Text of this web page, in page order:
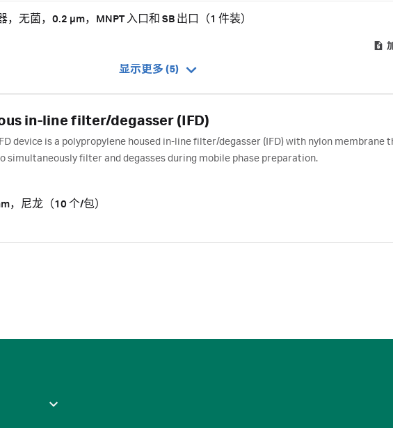
，无菌，0.2 μm，MNPT 入口和 SB 出口（1 件装）
显示更多 (5)
in-line filter/degasser (IFD)
device is a polypropylene housed in-line filter/degasser (IFD) with nylon membrane
simultaneously filter and degasses during mobile phase preparation.
，尼龙（10 个/包）